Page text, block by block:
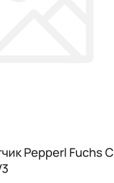
Pepperl Fuchs